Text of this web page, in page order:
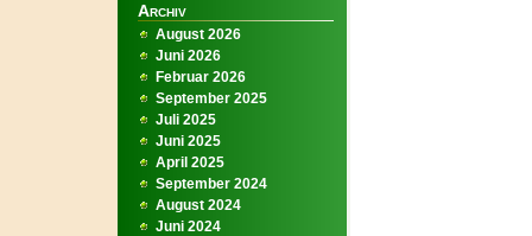
Archiv
August 2026
Juni 2026
Februar 2026
September 2025
Juli 2025
Juni 2025
April 2025
September 2024
August 2024
Juni 2024